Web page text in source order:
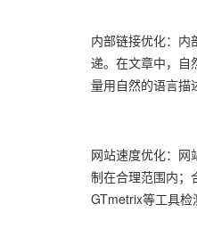
内部链接优化：内
递。在文章中，自
量用自然的语言描
网站速度优化：网
制在合理范围内；
GTmetrix等工具检